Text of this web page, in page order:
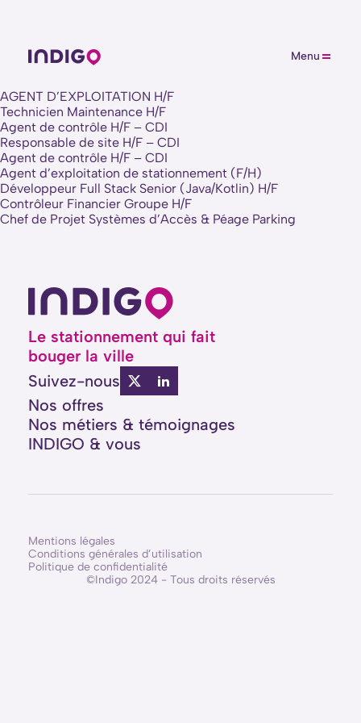
Menu
AGENT D’EXPLOITATION H/F
Technicien Maintenance H/F
Agent de contrôle H/F – CDI
Responsable de site H/F – CDI
Agent de contrôle H/F – CDI
Agent d’exploitation de stationnement (F/H)
Développeur Full Stack Senior (Java/Kotlin) H/F
Contrôleur Financier Groupe H/F
Chef de Projet Systèmes d’Accès & Péage Parking
Suivez-nous
Nos offres
Nos métiers & témoignages
INDIGO & vous
Le stationnement qui fait
bouger la ville
©Indigo 2024 - Tous droits réservés
Mentions légales
Conditions générales d’utilisation
Politique de confidentialité